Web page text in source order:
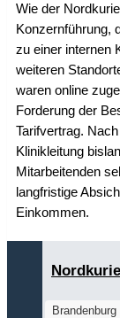
Wie der
Konzernführung,
zu einer internen
weiteren
waren online
Forderung der
Tarifvertrag.
Klinikleitung
Mitarbeitenden
langfristige
Einkommen.
Brandenburg